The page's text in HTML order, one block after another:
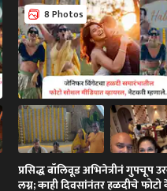
8 Photos
प्रसिद्ध बॉलिवूड अभिनेत्रीनं गुपचूप
लग्न; काही दिवसांनंतर हळदीचे